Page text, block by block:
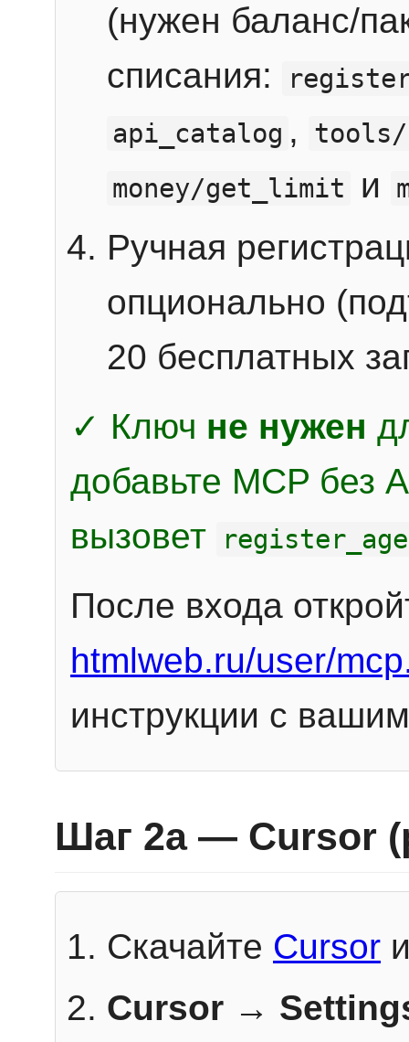
(нужен баланс/
списания:
api_catalog ,
money/get_limit
и
Ручная
опционально
20 бесплатных
✓ Ключ не нужен
добавьте MCP без
вызовет
После входа
htmlweb.ru/user/
инструкции с
Шаг 2a — Cursor
Скачайте Cursor
Cursor →